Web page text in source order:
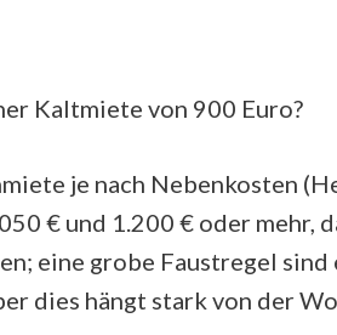
Kaltmiete von 900 Euro?
je nach Nebenkosten
€ und 1.200 € oder mehr,
eine grobe Faustregel sind
dies hängt stark von der